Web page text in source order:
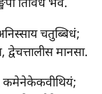
तिविधं भवे.
चतुब्बिधं;
द्वेचत्तालीस मानसा.
कमेनेकेकवीथियं;